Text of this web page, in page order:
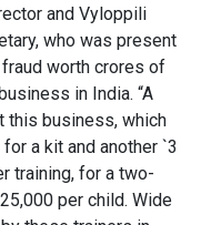
and Vyloppili
who was present
worth crores of
in India. “A
this business, which
a kit and another `3
training, for a two-
per child. Wide